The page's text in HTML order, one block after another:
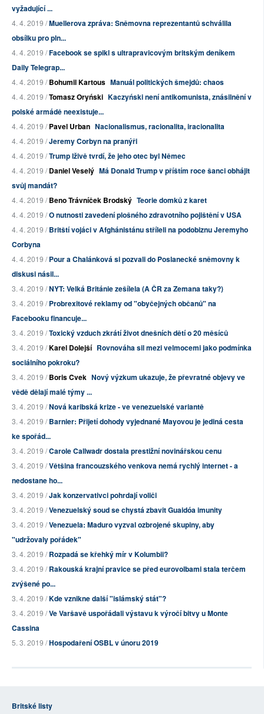
vyžadující ...
4. 4. 2019 /Muellerova zpráva: Sněmovna reprezentantů schválila
obsílku pro pln...
4. 4. 2019 /Facebook se spikl s ultrapravicovým britským deníkem
Daily Telegrap...
4. 4. 2019 /Bohumil Kartous Manuál politických šmejdů: chaos
4. 4. 2019 /Tomasz Oryński Kaczyński není antikomunista, znásilnění v
polské armádě neexistuje...
4. 4. 2019 /Pavel Urban Nacionalismus, racionalita, iracionalita
4. 4. 2019 /Jeremy Corbyn na pranýři
4. 4. 2019 /Trump lživě tvrdí, že jeho otec byl Němec
4. 4. 2019 /Daniel Veselý Má Donald Trump v příštím roce šanci obhájit
svůj mandát?
4. 4. 2019 /Beno Trávníček Brodský Teorie domků z karet
4. 4. 2019 /O nutnosti zavedení plošného zdravotního pojištění v USA
4. 4. 2019 /Britští vojáci v Afghánistánu stříleli na podobiznu Jeremyho
Corbyna
4. 4. 2019 /Pour a Chalánková si pozvali do Poslanecké sněmovny k
diskusi násil...
3. 4. 2019 /NYT: Velká Británie zešílela (A ČR za Zemana taky?)
3. 4. 2019 /Probrexitové reklamy od "obyčejných občanů" na
Facebooku financuje...
3. 4. 2019 /Toxický vzduch zkrátí život dnešních dětí o 20 měsíců
3. 4. 2019 /Karel Dolejší Rovnováha sil mezi velmocemi jako podmínka
sociálního pokroku?
3. 4. 2019 /Boris Cvek Nový výzkum ukazuje, že převratné objevy ve
vědě dělají malé týmy ...
3. 4. 2019 /Nová karibská krize - ve venezuelské variantě
3. 4. 2019 /Barnier: Přijetí dohody vyjednané Mayovou je jediná cesta
ke spořád...
3. 4. 2019 /Carole Callwadr dostala prestižní novinářskou cenu
3. 4. 2019 /Většina francouzského venkova nemá rychlý internet - a
nedostane ho...
3. 4. 2019 /Jak konzervativci pohrdají voliči
3. 4. 2019 /Venezuelský soud se chystá zbavit Guaidóa imunity
3. 4. 2019 /Venezuela: Maduro vyzval ozbrojené skupiny, aby
"udržovaly pořádek"
3. 4. 2019 /Rozpadá se křehký mír v Kolumbii?
3. 4. 2019 /Rakouská krajní pravice se před eurovolbami stala terčem
zvýšené po...
3. 4. 2019 /Kde vznikne další "islámský stát"?
3. 4. 2019 /Ve Varšavě uspořádali výstavu k výročí bitvy u Monte
Cassina
5. 3. 2019 /Hospodaření OSBL v únoru 2019
Britské listy